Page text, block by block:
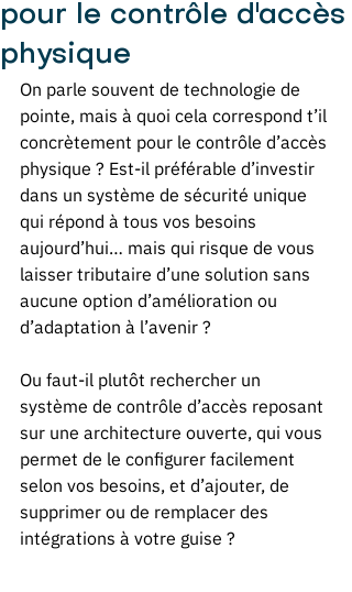
pour le contrôle d'accès
physique
On parle souvent de technologie de
pointe, mais à quoi cela correspond t’il
concrètement pour le contrôle d’accès
physique ? Est-il préférable d’investir
dans un système de sécurité unique
qui répond à tous vos besoins
aujourd’hui… mais qui risque de vous
laisser tributaire d’une solution sans
aucune option d’amélioration ou
d’adaptation à l’avenir ?
Ou faut-il plutôt rechercher un
système de contrôle d’accès reposant
sur une architecture ouverte, qui vous
permet de le configurer facilement
selon vos besoins, et d’ajouter, de
supprimer ou de remplacer des
intégrations à votre guise ?